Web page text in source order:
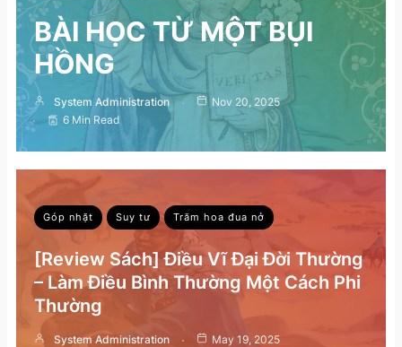
BÀI HỌC TỪ MỘT BỤI
HỒNG
System Administration
Nov 20, 2025
6 Min Read
Góp nhặt Suy tư Trăm hoa đua nở
[Review Sách] Điều Vĩ Đại Đời Thường
– Làm Điều Bình Thường Một Cách Phi
Thường
System Administration May 19, 2025